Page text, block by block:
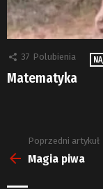
37 Polubienia
Matematyka
Zobacz
więcej
Poprzedni artykuł
Magia piwa